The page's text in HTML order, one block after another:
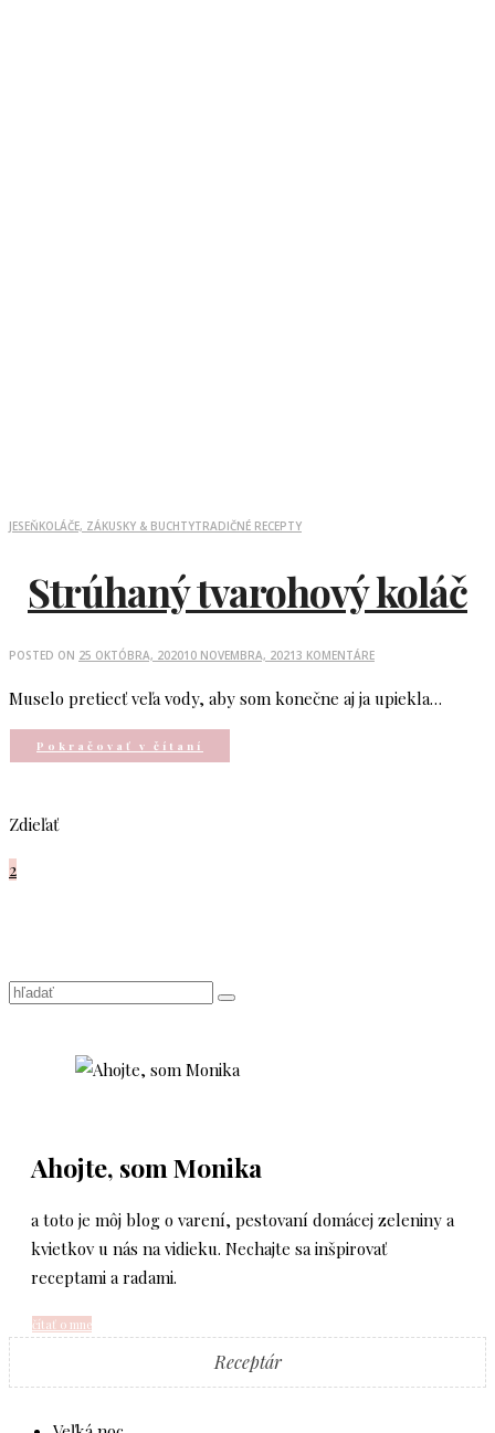
JESEŇKOLÁČE, ZÁKUSKY & BUCHTYTRADIČNÉ RECEPTY
Strúhaný tvarohový koláč
POSTED ON 25 OKTÓBRA, 202010 NOVEMBRA, 20213 KOMENTÁRE
Muselo pretiecť veľa vody, aby som konečne aj ja upiekla…
Pokračovať v čítaní
Zdieľať
2
Ahojte, som Monika
a toto je môj blog o varení, pestovaní domácej zeleniny a
kvietkov u nás na vidieku. Nechajte sa inšpirovať
receptami a radami.
čítať o mne
Receptár